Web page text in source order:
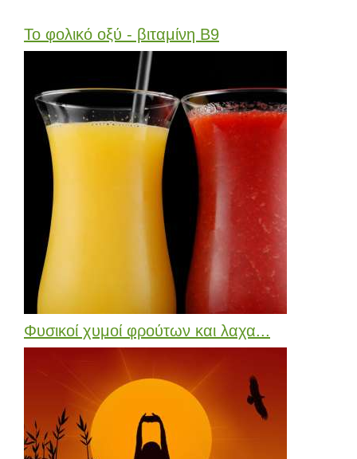
Το φολικό οξύ - βιταμίνη Β9
Φυσικοί χυμοί φρούτων και λαχα...